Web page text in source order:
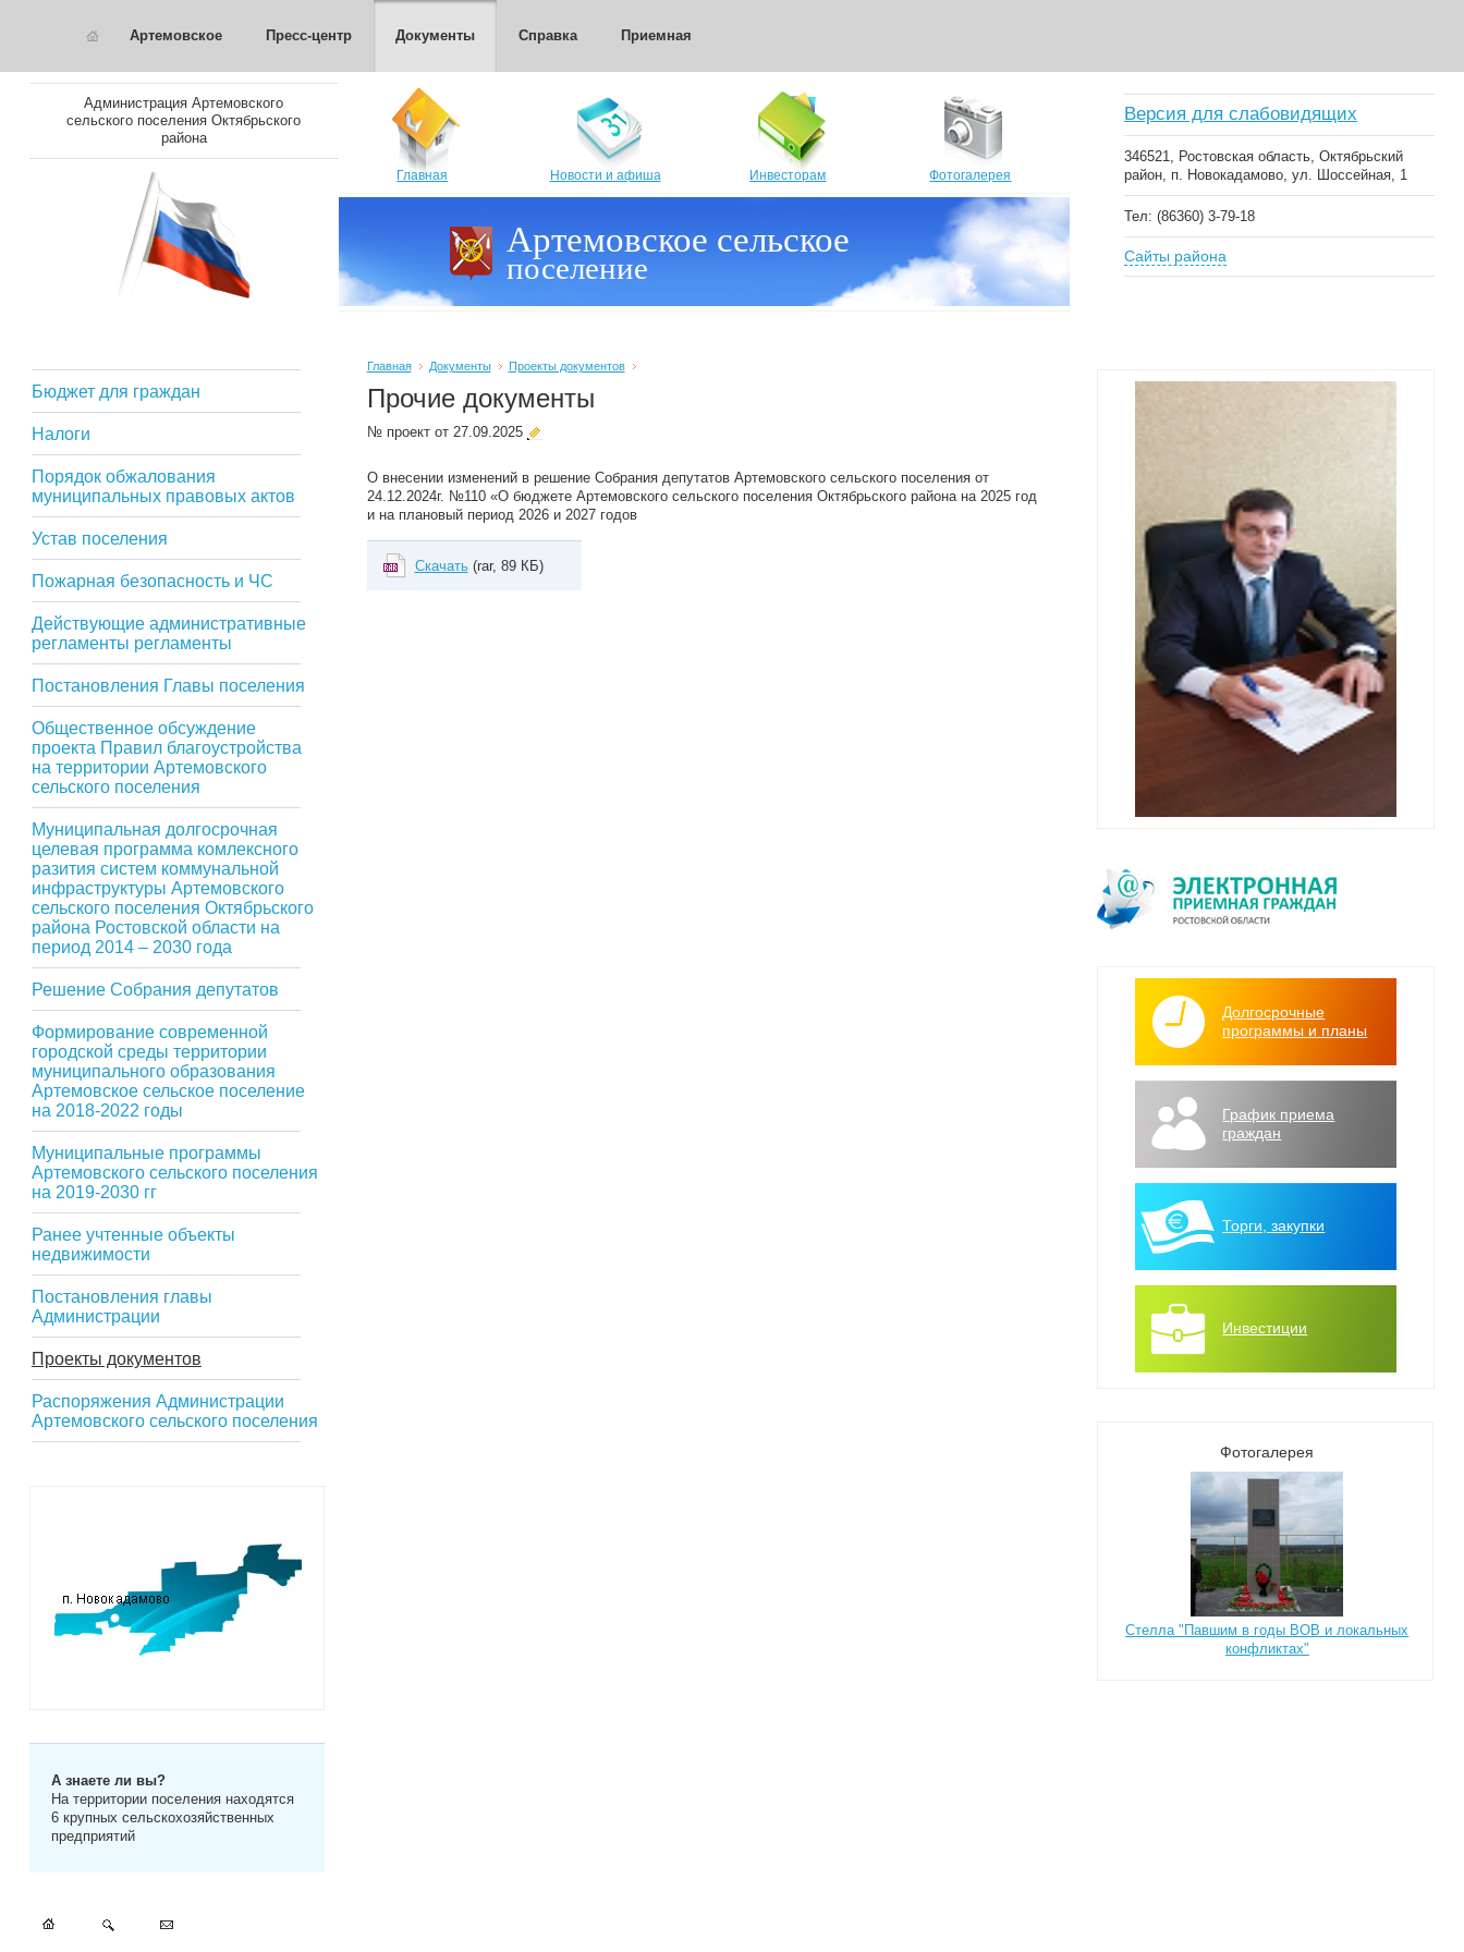
Артемовское Пресс-центр Документы Справка Приемная
Администрация Артемовского
сельского поселения Октябрьского
района
Главная Новости и афиша Инвесторам Фотогалерея
Артемовское сельское
поселение
Версия для слабовидящих
346521, Ростовская область, Октябрьский
район, п. Новокадамово, ул. Шоссейная, 1
Тел: (86360) 3-79-18
Сайты района
Бюджет для граждан
Налоги
Порядок обжалования
муниципальных правовых актов
Устав поселения
Пожарная безопасность и ЧС
Действующие административные
регламенты регламенты
Постановления Главы поселения
Общественное обсуждение
проекта Правил благоустройства
на территории Артемовского
сельского поселения
Муниципальная долгосрочная
целевая программа комлексного
разития систем коммунальной
инфраструктуры Артемовского
сельского поселения Октябрьского
района Ростовской области на
период 2014 – 2030 года
Решение Собрания депутатов
Формирование современной
городской среды территории
муниципального образования
Артемовское сельское поселение
на 2018-2022 годы
Муниципальные программы
Артемовского сельского поселения
на 2019-2030 гг
Ранее учтенные объекты
недвижимости
Постановления главы
Администрации
Проекты документов
Распоряжения Администрации
Артемовского сельского поселения
А знаете ли вы?
На территории поселения находятся
6 крупных сельскохозяйственных
предприятий
Главная Документы Проекты документов
Прочие документы
№ проект от 27.09.2025
О внесении изменений в решение Собрания депутатов Артемовского сельского поселения от
24.12.2024г. №110 «О бюджете Артемовского сельского поселения Октябрьского района на 2025 год
и на плановый период 2026 и 2027 годов
Скачать(rar, 89 КБ)
Долгосрочные
программы и планы
График приема
граждан
Торги, закупки
Инвестиции
Фотогалерея
Стелла "Павшим в годы ВОВ и локальных
конфликтах"